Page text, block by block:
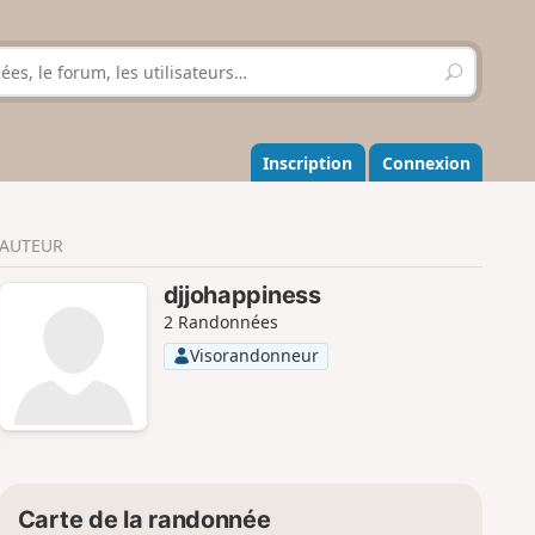
R
e
h
e
r
r
Inscription Connexion
AUTEUR
djjohappiness
2 Randonnées
Visorandonneur
Carte de la randonnée